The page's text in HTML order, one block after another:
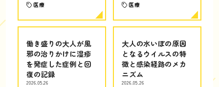
医療 医療
働き盛りの大人が風
邪の治りかけに湿疹
を発症した症例と回
復の記録
2026.05.26
大人の水いぼの原因
となるウイルスの特
徴と感染経路のメカ
ニズム
2026.05.26